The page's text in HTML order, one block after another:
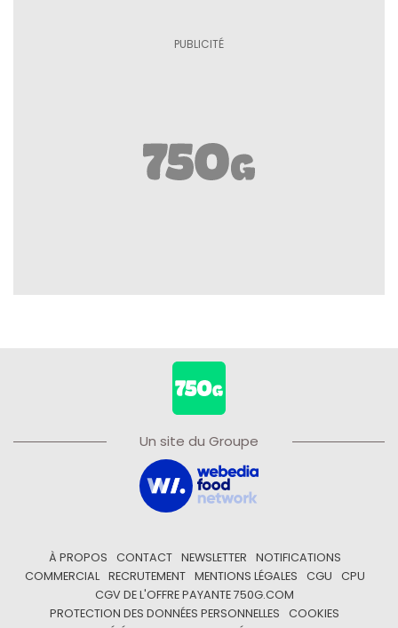
Un site du Groupe
À PROPOS CONTACT NEWSLETTER
NOTIFICATIONS
COMMERCIAL
RECRUTEMENT MENTIONS LÉGALES CGU
CPU
CGV DE L'OFFRE PAYANTE 750G.COM
PROTECTION DES DONNÉES PERSONNELLES
COOKIES